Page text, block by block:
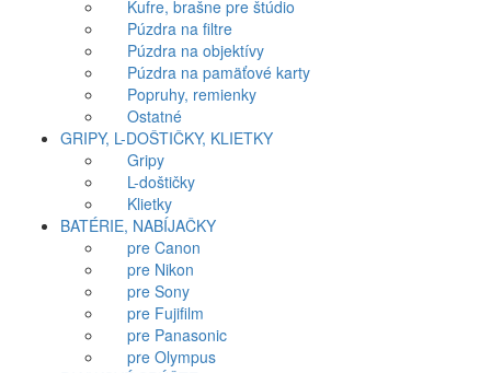
Kufre, brašne pre štúdio
Púzdra na filtre
Púzdra na objektívy
Púzdra na pamäťové karty
Popruhy, remienky
Ostatné
GRIPY, L-DOŠTIČKY, KLIETKY
Gripy
L-doštičky
Klietky
BATÉRIE, NABÍJAČKY
pre Canon
pre Nikon
pre Sony
pre Fujifilm
pre Panasonic
pre Olympus